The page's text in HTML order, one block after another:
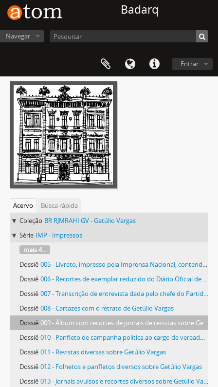
Badarq
Navegar
Entrar
Acervo
Busca rápida
Coleção BR RJMRAHI GV - Getúlio Vargas
Série IMP - Impressos
mais 4...
Dossiê 005 - Livreto, impresso pela Imprensa Nacional, contendo o Decreto nº 19.398, de 11 de Novembro de 1930
Dossiê 006 - Recortes de exemplar reduzido do Diário Oficial de 12/10/1936
Dossiê 007 - Transcrição de entrevista dada pelo chefe do Partido Republicano Riograndense, Antonio Augusto Borges de Medeiros, ao Diário de Notícias de Porto Alegre
Dossiê 008 - Cartazes com o retrato de Getúlio Vargas
Dossiê 009 - Álbum com recortes de jornais de revistas sobre Getúlio Vargas, organizado por Olinda Farias Gonçalves, admiradora do presidente
Dossiê 010 - Panfleto de campanha política ao cargo de vereador, pelo Partido Trabalhista Brasileiro (PTB), da candidata Lúcia Magalhães
Dossiê 011 - Revistas diversas sobre Getúlio Vargas
Dossiê 012 - Folhetos e panfletos diversos sobre Getúlio Vargas
Dossiê 013 - Jornais avulsos e recortes diversos sobre Getúlio Vargas, incluindo edições do dia seguinte à sua morte